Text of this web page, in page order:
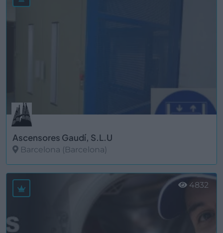
Ascensores Gaudí, S.L.U
Barcelona (Barcelona)
4832